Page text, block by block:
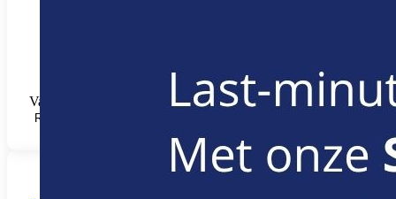
Vanaf € 6,61 /u (+ Startup-fee € 42,35)
RESERVEREN